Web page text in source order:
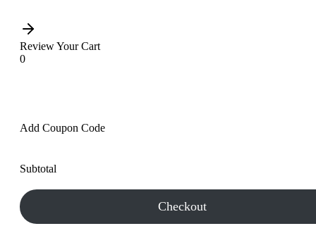
Review Your Cart
0
Add Coupon Code
Subtotal
Checkout